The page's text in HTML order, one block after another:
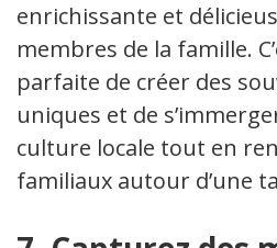
enrichissante et
membres de la famille.
parfaite de créer des
uniques et de
culture locale tout en
familiaux autour d’une